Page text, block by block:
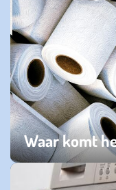
Waar komt
zondag 17 mei 2026